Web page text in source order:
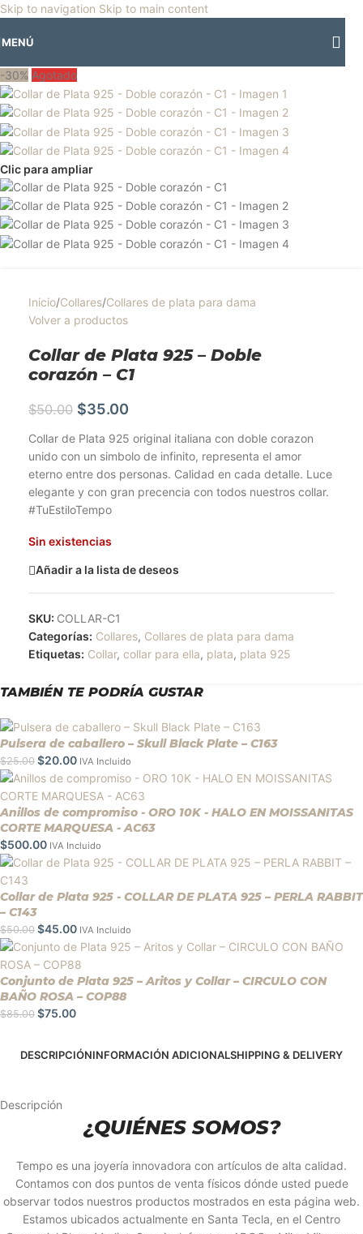
Skip to navigation Skip to main content
🎡Horario especial por vacaciones agostinas
MENÚ
-30% Agotado
Clic para ampliar
Inicio/Collares/Collares de plata para dama
Volver a productos
Collar de Plata 925 – Doble
corazón – C1
$50.00 $35.00
Collar de Plata 925 original italiana con doble corazon
unido con un simbolo de infinito, representa el amor
eterno entre dos personas. Calidad en cada detalle. Luce
elegante y con gran precencia con todos nuestros collar.
#TuEstiloTempo
Sin existencias
Añadir a la lista de deseos
SKU: COLLAR-C1
Categorías: Collares, Collares de plata para dama
Etiquetas: Collar, collar para ella, plata, plata 925
TAMBIÉN TE PODRÍA GUSTAR
Pulsera de caballero – Skull Black Plate – C163
$25.00 $20.00 IVA Incluido
Anillos de compromiso - ORO 10K - HALO EN MOISSANITAS
CORTE MARQUESA - AC63
$500.00 IVA Incluido
Collar de Plata 925 - COLLAR DE PLATA 925 – PERLA RABBIT
– C143
$50.00 $45.00 IVA Incluido
Conjunto de Plata 925 – Aritos y Collar – CIRCULO CON
BAÑO ROSA – COP88
$85.00 $75.00
DESCRIPCIÓNINFORMACIÓN ADICIONALSHIPPING & DELIVERY
Descripción
¿QUIÉNES SOMOS?
Tempo es una joyería innovadora con artículos de alta calidad.
Contamos con dos puntos de venta físicos dónde usted puede
observar todos nuestros productos mostrados en esta página web.
Estamos ubicados actualmente en Santa Tecla, en el Centro